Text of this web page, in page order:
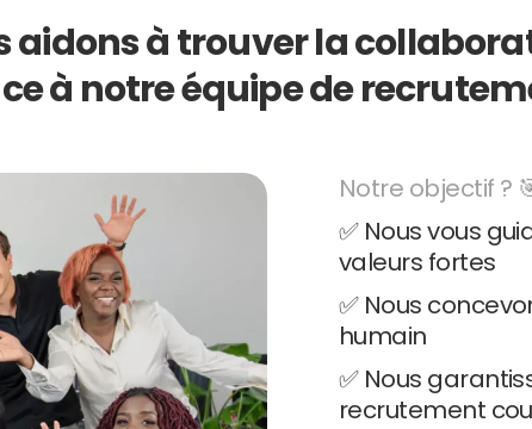
aidons à trouver la
à notre équipe de
Notre objectif ?
✅ Nous vous
valeurs fortes
✅ Nous
humain
✅ Nous
recrutement